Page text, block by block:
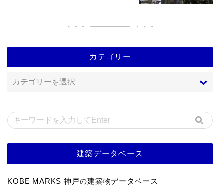
カテゴリー
建築データベース
KOBE MARKS 神戸の建築物データベース